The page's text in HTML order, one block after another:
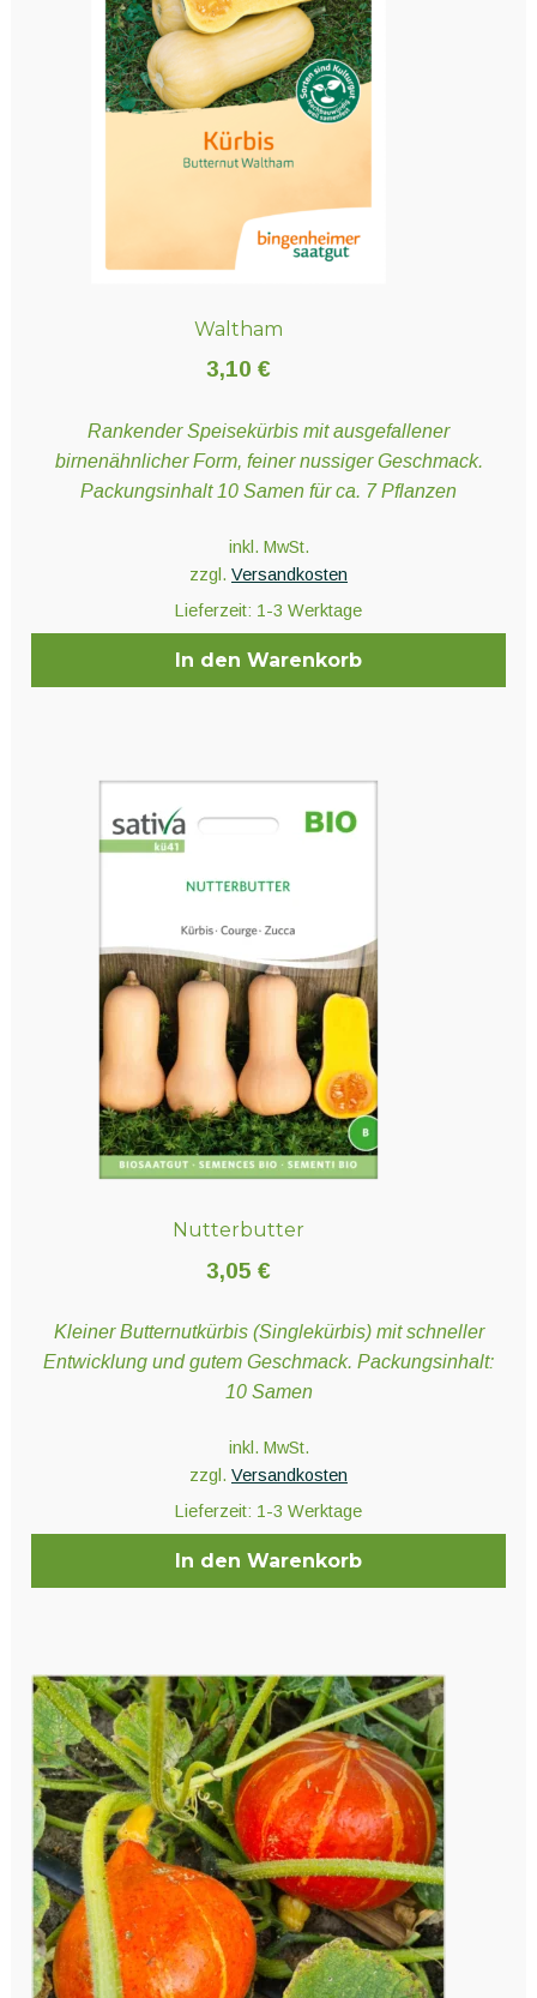
Waltham
3,10 €
Rankender Speisekürbis mit ausgefallener
birnenähnlicher Form, feiner nussiger Geschmack.
Packungsinhalt 10 Samen für ca. 7 Pflanzen
inkl. MwSt.
zzgl. Versandkosten
Lieferzeit: 1-3 Werktage
In den Warenkorb
Nutterbutter
3,05 €
Kleiner Butternutkürbis (Singlekürbis) mit schneller
Entwicklung und gutem Geschmack. Packungsinhalt:
10 Samen
inkl. MwSt.
zzgl. Versandkosten
Lieferzeit: 1-3 Werktage
In den Warenkorb